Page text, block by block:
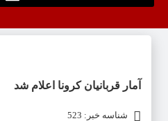
آمار قربانیان کرونا اعلام شد
شناسه خبر: 523